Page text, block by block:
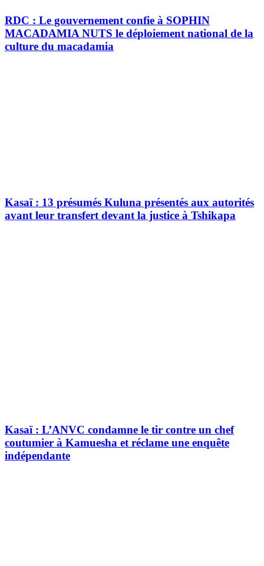
RDC : Le gouvernement confie à SOPHIN
MACADAMIA NUTS le déploiement national de la
culture du macadamia
Kasaï : 13 présumés Kuluna présentés aux autorités
avant leur transfert devant la justice à Tshikapa
Kasaï : L’ANVC condamne le tir contre un chef
coutumier à Kamuesha et réclame une enquête
indépendante